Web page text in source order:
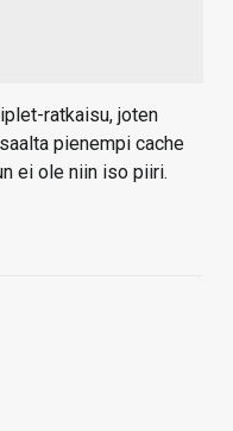
ratkaisu, joten
pienempi cache
ei ole niin iso piiri.